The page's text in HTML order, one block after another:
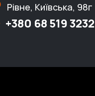
Рівне, Київська, 98г
+380 68 519 3232